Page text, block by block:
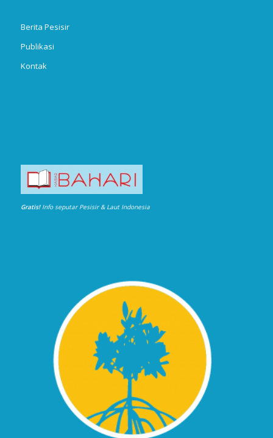
Berita Pesisir
Publikasi
Kontak
Gratis! Info seputar Pesisir & Laut Indonesia